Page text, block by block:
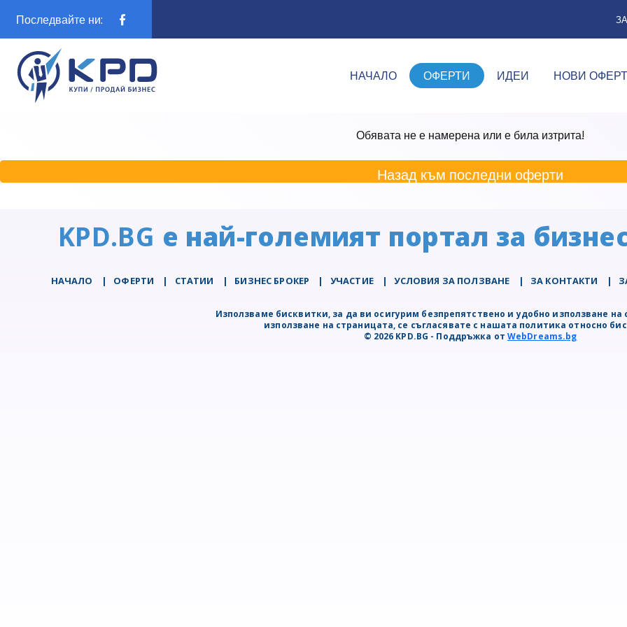
Последвайте ни:
НАЧАЛО ОФЕРТИ ИДЕИ НОВИ
Обявата не е намерена или е била изтрита!
Назад към последни оферти
KPD.BG е най-големият портал за
НАЧАЛО | ОФЕРТИ | СТАТИИ | БИЗНЕС БРОКЕР | УЧАСТИЕ | УСЛОВИЯ ЗА ПОЛЗВАНЕ | ЗА КОНТАКТИ |
Използваме бисквитки, за да ви осигурим безпрепятствено и удобно използване
използване на страницата, се съгласявате с нашата политика относно
© 2026 KPD.BG - Поддръжка отWebDreams.bg